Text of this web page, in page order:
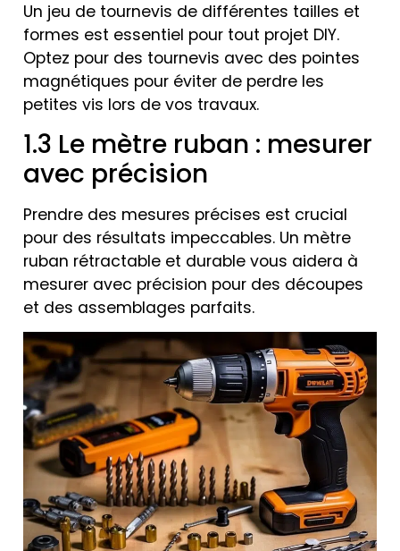
Un jeu de tournevis de différentes tailles et
formes est essentiel pour tout projet DIY.
Optez pour des tournevis avec des pointes
magnétiques pour éviter de perdre les
petites vis lors de vos travaux.
1.3 Le mètre ruban : mesurer
avec précision
Prendre des mesures précises est crucial
pour des résultats impeccables. Un mètre
ruban rétractable et durable vous aidera à
mesurer avec précision pour des découpes
et des assemblages parfaits.